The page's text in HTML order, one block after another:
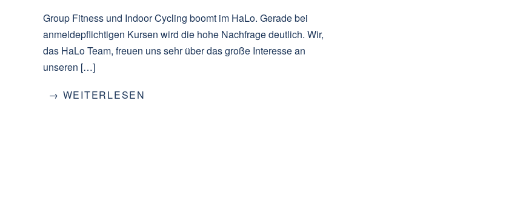
Group Fitness und Indoor Cycling boomt im HaLo. Gerade bei
anmeldepflichtigen Kursen wird die hohe Nachfrage deutlich. Wir,
das HaLo Team, freuen uns sehr über das große Interesse an
unseren […]
→ WEITERLESEN